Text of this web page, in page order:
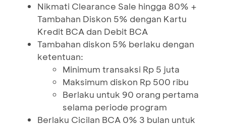
Nikmati Clearance Sale hingga 80% +
Tambahan Diskon 5% dengan Kartu
Kredit BCA dan Debit BCA
Tambahan diskon 5% berlaku dengan
ketentuan:
Minimum transaksi Rp 5 juta
Maksimum diskon Rp 500 ribu
Berlaku untuk 90 orang pertama
selama periode program
Berlaku Cicilan BCA 0% 3 bulan untuk